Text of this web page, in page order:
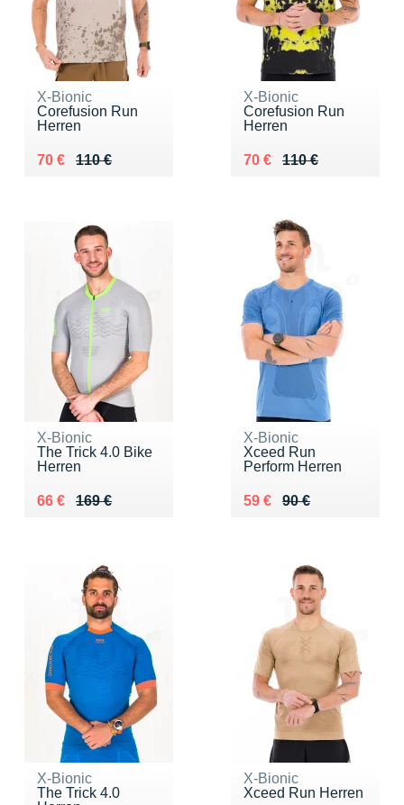
X-Bionic
Corefusion Run
Herren
110 €
Au lieu de 110 €
70 €
Vendu 70 €
X-Bionic
Corefusion Run
Herren
110 €
Au lieu de 110 €
70 €
Vendu 70 €
X-Bionic
The Trick 4.0 Bike
Herren
169 €
Au lieu de 169 €
66 €
Vendu 66 €
X-Bionic
Xceed Run
Perform Herren
90 €
Au lieu de 90 €
59 €
Vendu 59 €
X-Bionic
The Trick 4.0
X-Bionic
Xceed Run Herren